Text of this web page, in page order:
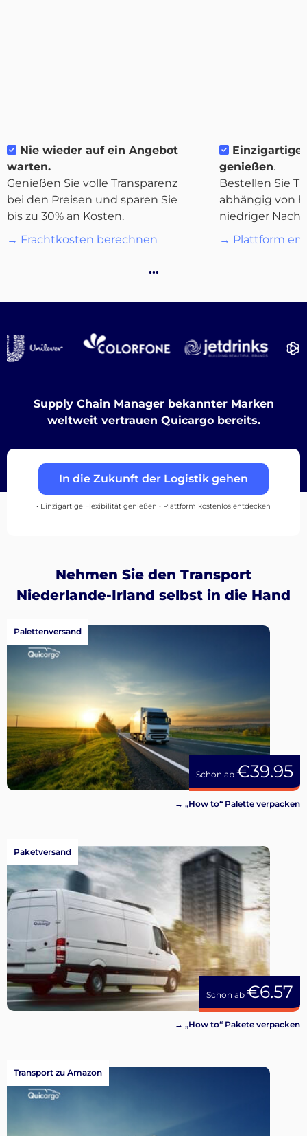
Über
Quicargo
Deutsch
Einloggen
Registrieren
Nie wieder auf ein Angebot
warten.
Genießen Sie volle Transparenz
bei den Preisen und sparen Sie
bis zu 30% an Kosten.
→ Frachtkosten berechnen
genießen.
Bestellen Sie
abhängig von
niedriger
→ Plattform
…
Supply Chain Manager bekannter Marken
weltweit vertrauen Quicargo bereits.
In die Zukunft der Logistik gehen
• Einzigartige Flexibilität genießen • Plattform kostenlos entdecken
Nehmen Sie den Transport
Niederlande-Irland selbst in die Hand
Schon ab €39.95
Palettenversand
→ „How to“ Palette verpacken
Schon ab €6.57
Paketversand
→ „How to“ Pakete verpacken
Transport zu Amazon